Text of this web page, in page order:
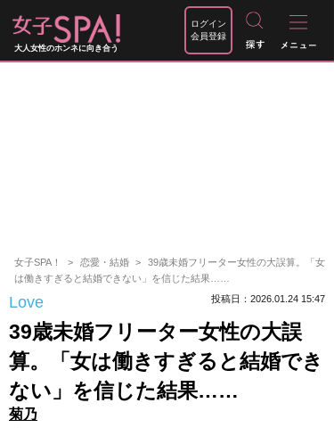
大人女性のホンネに向き合う
ログイン
会員登録
女子SPA！ 恋愛・結婚
39歳未婚フリーター女性の大誤算。「女
は働きすぎると結婚できない」を信じた結果……
Love 投稿日：2026.01.24 15:47
39歳未婚フリーター女性の大誤
算。「女は働きすぎると結婚でき
ない」を信じた結果……
菊乃